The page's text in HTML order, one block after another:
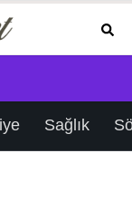
Sağlık